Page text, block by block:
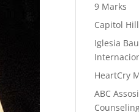
9 Marks
Capitol
Iglesia
HeartCry
ABC